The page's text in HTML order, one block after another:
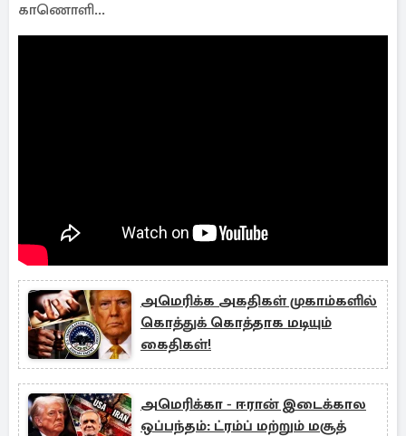
காணொளி...
அமெரிக்க அகதிகள் முகாம்களில்
கொத்துக் கொத்தாக மடியும்
கைதிகள்!
அமெரிக்கா - ஈரான் இடைக்கால
ஒப்பந்தம்: ட்ரம்ப் மற்றும் மசூத்